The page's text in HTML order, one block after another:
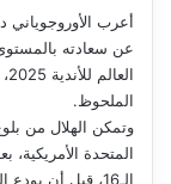
أعرب الأوروجوياني
عن سعادته
الملحوظ.
وتمكن الهلال من
المتحدة
الـ16، قبل أن